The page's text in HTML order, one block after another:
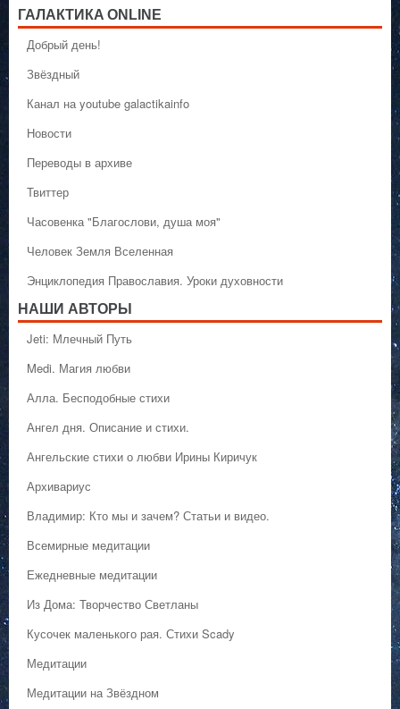
ГАЛАКТИКA ONLINE
Добрый день!
Звёздный
Канал на youtube galactikainfo
Новости
Переводы в архиве
Твиттер
Часовенка "Благослови, душа моя"
Человек Земля Вселенная
Энциклопедия Православия. Уроки духовности
НАШИ АВТОРЫ
Jeti: Млечный Путь
Medi. Магия любви
Алла. Бесподобные стихи
Ангел дня. Описание и стихи.
Ангельские стихи о любви Ирины Киричук
Архивариус
Владимир: Кто мы и зачем? Статьи и видео.
Всемирные медитации
Ежедневные медитации
Из Дома: Творчество Светланы
Кусочек маленького рая. Стихи Scady
Медитации
Медитации на Звёздном